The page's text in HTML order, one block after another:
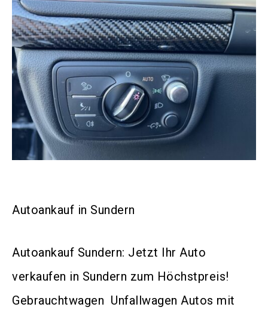
Autoankauf in Sundern
Autoankauf Sundern: Jetzt Ihr Auto
verkaufen in Sundern zum Höchstpreis!
Gebrauchtwagen Unfallwagen Autos mit